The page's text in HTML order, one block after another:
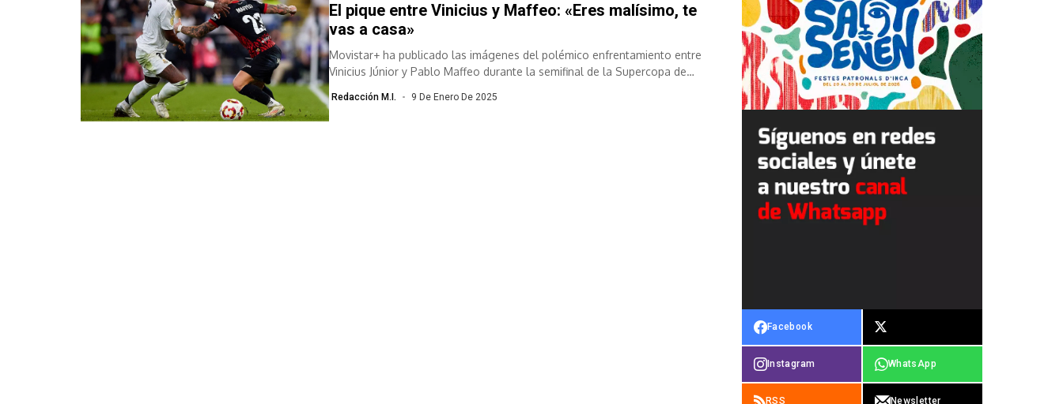
El pique entre Vinicius y Maffeo: «Eres malísimo, te
vas a casa»
Movistar+ ha publicado las imágenes del polémico enfrentamiento entre
Vinicius Júnior y Pablo Maffeo durante la semifinal de la Supercopa de
Redacción M.I. 9 De Enero De 2025
Facebook
Instagram WhatsApp
RSS Newsletter